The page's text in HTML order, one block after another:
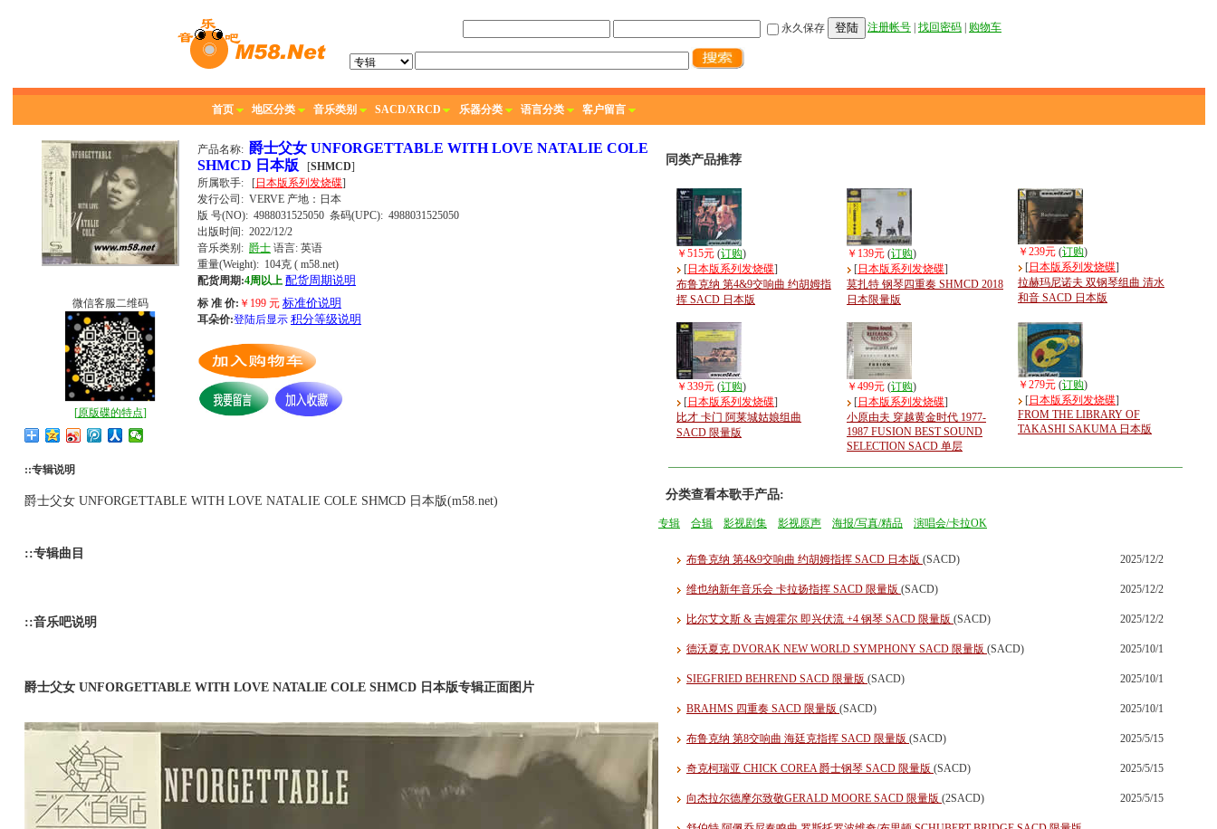
永久保存 登陆 注册帐号 找回密码 购物车
首页 地区分类 音乐类别 SACD/XRCD 乐器分类 语言分类 客户留言
产品名称: 爵士父女 UNFORGETTABLE WITH LOVE NATALIE COLE
SHMCD 日本版 [SHMCD]
所属歌手: [日本版系列发烧碟]
发行公司: VERVE 产地：日本
版 号(NO): 4988031525050 条码(UPC): 4988031525050
出版时间: 2022/12/2
音乐类别: 爵士 语言: 英语
重量(Weight): 104克 ( m58.net)
配货周期:4周以上 配货周期说明
标 准 价: ￥ 199 元 标准价说明
耳朵价:登陆后显示 积分等级说明
微信客服二维码
[原版碟的特点]
::专辑说明
爵士父女 UNFORGETTABLE WITH LOVE NATALIE COLE SHMCD 日本版(m58.net)
::专辑曲目
::音乐吧说明
爵士父女 UNFORGETTABLE WITH LOVE NATALIE COLE SHMCD 日本版专辑正面图片
同类产品推荐
￥515元 (订购)
[日本版系列发烧碟]
布鲁克纳 第4&9交响曲 约胡姆指
挥 SACD 日本版
￥139元 (订购)
[日本版系列发烧碟]
莫扎特 钢琴四重奏 SHMCD 2018
日本限量版
￥239元 (订购)
[日本版系列发烧碟]
拉赫玛尼诺夫 双钢琴组曲 清水
和音 SACD 日本版
￥339元 (订购)
[日本版系列发烧碟]
比才 卡门 阿莱城姑娘组曲
SACD 限量版
￥499元 (订购)
[日本版系列发烧碟]
小原由夫 穿越黄金时代 1977-
1987 FUSION BEST SOUND
SELECTION SACD 单层
￥279元 (订购)
[日本版系列发烧碟]
FROM THE LIBRARY OF
TAKASHI SAKUMA 日本版
分类查看本歌手产品:
专辑 合辑 影视剧集 影视原声 海报/写真/精品 演唱会/卡拉OK
布鲁克纳 第4&9交响曲 约胡姆指挥 SACD 日本版 (SACD) 2025/12/2
维也纳新年音乐会 卡拉扬指挥 SACD 限量版 (SACD) 2025/12/2
比尔艾文斯 & 吉姆霍尔 即兴伏流 +4 钢琴 SACD 限量版 (SACD) 2025/12/2
德沃夏克 DVORAK NEW WORLD SYMPHONY SACD 限量版 (SACD) 2025/10/1
SIEGFRIED BEHREND SACD 限量版 (SACD) 2025/10/1
BRAHMS 四重奏 SACD 限量版 (SACD) 2025/10/1
布鲁克纳 第8交响曲 海廷克指挥 SACD 限量版 (SACD) 2025/5/15
奇克柯瑞亚 CHICK COREA 爵士钢琴 SACD 限量版 (SACD) 2025/5/15
向杰拉尔德摩尔致敬GERALD MOORE SACD 限量版 (2SACD) 2025/5/15